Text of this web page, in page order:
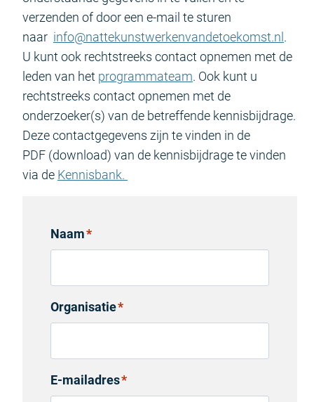
verzenden of door een e-mail te sturen
naar info@nattekunstwerkenvandetoekomst.nl.
U kunt ook rechtstreeks contact opnemen met de
leden van het programmateam. Ook kunt u
rechtstreeks contact opnemen met de
onderzoeker(s) van de betreffende kennisbijdrage.
Deze contactgegevens zijn te vinden in de
PDF (download) van de kennisbijdrage te vinden
via de Kennisbank.
Naam*
Organisatie*
E-mailadres*